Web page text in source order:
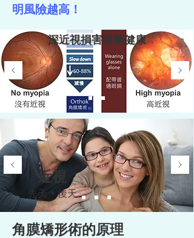
明風險越高！
深近視損害眼睛健康
近視
先天 +後天
角膜矯形術的原理